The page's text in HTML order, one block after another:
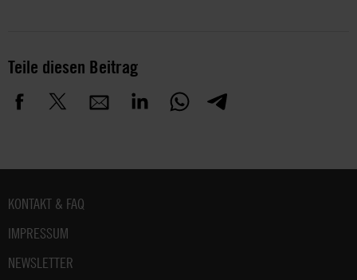
Teile diesen Beitrag
Fußbereich
KONTAKT & FAQ
IMPRESSUM
NEWSLETTER